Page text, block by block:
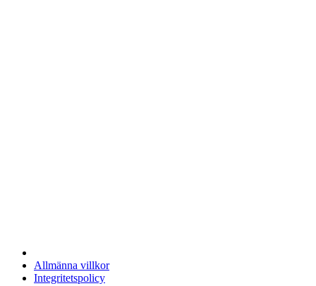
Allmänna villkor
Integritetspolicy